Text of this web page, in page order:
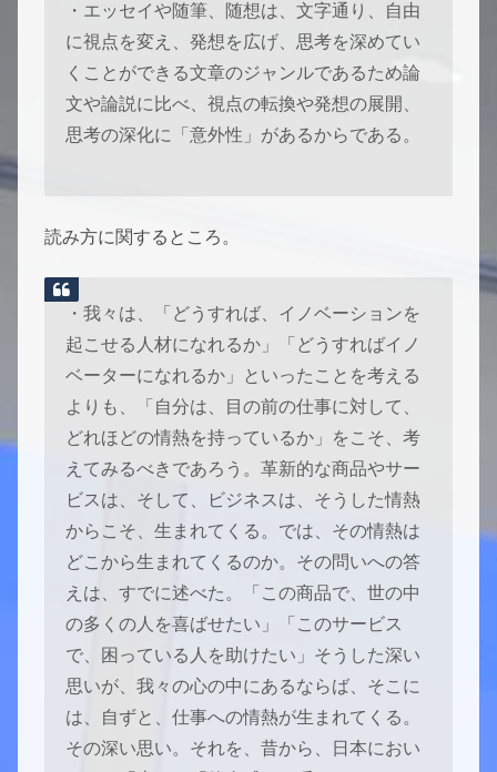
・エッセイや随筆、随想は、文字通り、自由
に視点を変え、発想を広げ、思考を深めてい
くことができる文章のジャンルであるため論
文や論説に比べ、視点の転換や発想の展開、
思考の深化に「意外性」があるからである。
読み方に関するところ。
・我々は、「どうすれば、イノベーションを
起こせる人材になれるか」「どうすればイノ
ベーターになれるか」といったことを考える
よりも、「自分は、目の前の仕事に対して、
どれほどの情熱を持っているか」をこそ、考
えてみるべきであろう。革新的な商品やサー
ビスは、そして、ビジネスは、そうした情熱
からこそ、生まれてくる。では、その情熱は
どこから生まれてくるのか。その問いへの答
えは、すでに述べた。「この商品で、世の中
の多くの人を喜ばせたい」「このサービス
で、困っている人を助けたい」そうした深い
思いが、我々の心の中にあるならば、そこに
は、自ずと、仕事への情熱が生まれてくる。
その深い思い。それを、昔から、日本におい